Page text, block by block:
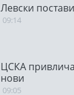
Левски
09:14
ЦСКА
нови
09:05